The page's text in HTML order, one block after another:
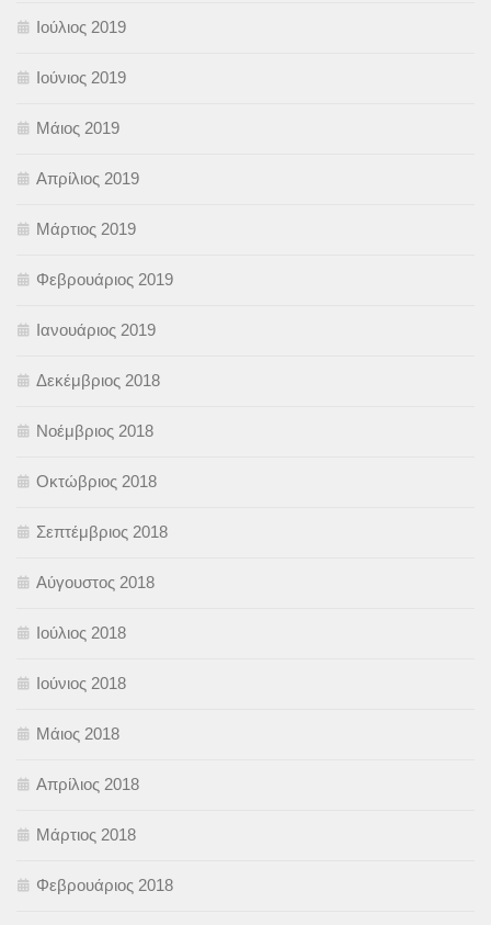
Ιούλιος 2019
Ιούνιος 2019
Μάιος 2019
Απρίλιος 2019
Μάρτιος 2019
Φεβρουάριος 2019
Ιανουάριος 2019
Δεκέμβριος 2018
Νοέμβριος 2018
Οκτώβριος 2018
Σεπτέμβριος 2018
Αύγουστος 2018
Ιούλιος 2018
Ιούνιος 2018
Μάιος 2018
Απρίλιος 2018
Μάρτιος 2018
Φεβρουάριος 2018